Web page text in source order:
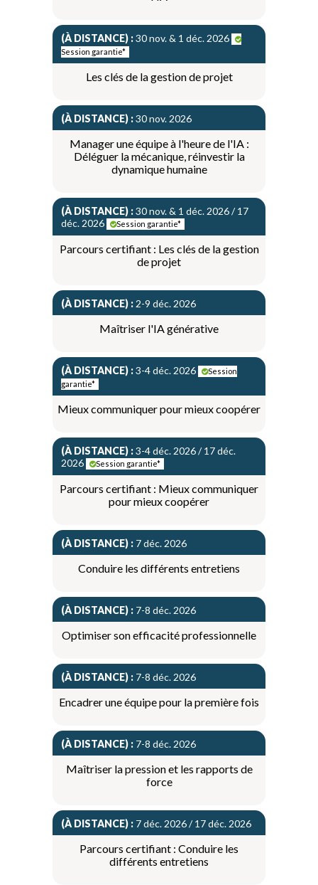
(À DISTANCE) :30 nov. & 1 déc. 2026
Session garantie*
Les clés de la gestion de projet
(À DISTANCE) :30 nov. 2026
Manager une équipe à l'heure de l'IA :
Déléguer la mécanique, réinvestir la
dynamique humaine
(À DISTANCE) :30 nov. & 1 déc. 2026 / 17
déc. 2026
Session garantie*
Parcours certifiant : Les clés de la gestion
de projet
(À DISTANCE) : 2-9 déc. 2026
Maîtriser l'IA générative
(À DISTANCE) :3-4 déc. 2026
Session
garantie*
Mieux communiquer pour mieux coopérer
(À DISTANCE) :3-4 déc. 2026 / 17 déc.
2026
Session garantie*
Parcours certifiant : Mieux communiquer
pour mieux coopérer
(À DISTANCE) : 7 déc. 2026
Conduire les différents entretiens
(À DISTANCE) : 7-8 déc. 2026
Optimiser son efficacité professionnelle
(À DISTANCE) : 7-8 déc. 2026
Encadrer une équipe pour la première fois
(À DISTANCE) : 7-8 déc. 2026
Maîtriser la pression et les rapports de
force
(À DISTANCE) : 7 déc. 2026 / 17 déc. 2026
Parcours certifiant : Conduire les
différents entretiens